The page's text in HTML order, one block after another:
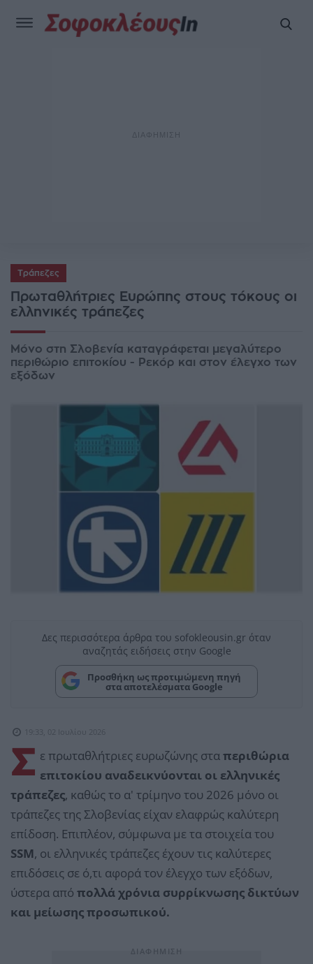
Τράπεζες
Πρωταθλήτριες Ευρώπης στους τόκους οι
ελληνικές τράπεζες
Μόνο στη Σλοβενία καταγράφεται μεγαλύτερο
περιθώριο επιτοκίου - Ρεκόρ και στον έλεγχο των
εξόδων
Δες περισσότερα άρθρα του sofokleousin.gr όταν
αναζητάς ειδήσεις στην Google
Προσθήκη ως προτιμώμενη πηγή
στα αποτελέσματα Google
19:33, 02 Ιουλίου 2026
Σ ε πρωταθλήτριες ευρωζώνης σταπεριθώρια
επιτοκίου αναδεικνύονται οι ελληνικές
τράπεζες, καθώς το α' τρίμηνο του 2026 μόνο οι
τράπεζες της Σλοβενίας είχαν ελαφρώς καλύτερη
επίδοση. Επιπλέον, σύμφωνα με τα στοιχεία του
SSM, οι ελληνικές τράπεζες έχουν τις καλύτερες
επιδόσεις σε ό,τι αφορά τον έλεγχο των εξόδων,
ύστερα από πολλά χρόνια συρρίκνωσης δικτύων
και μείωσης προσωπικού.